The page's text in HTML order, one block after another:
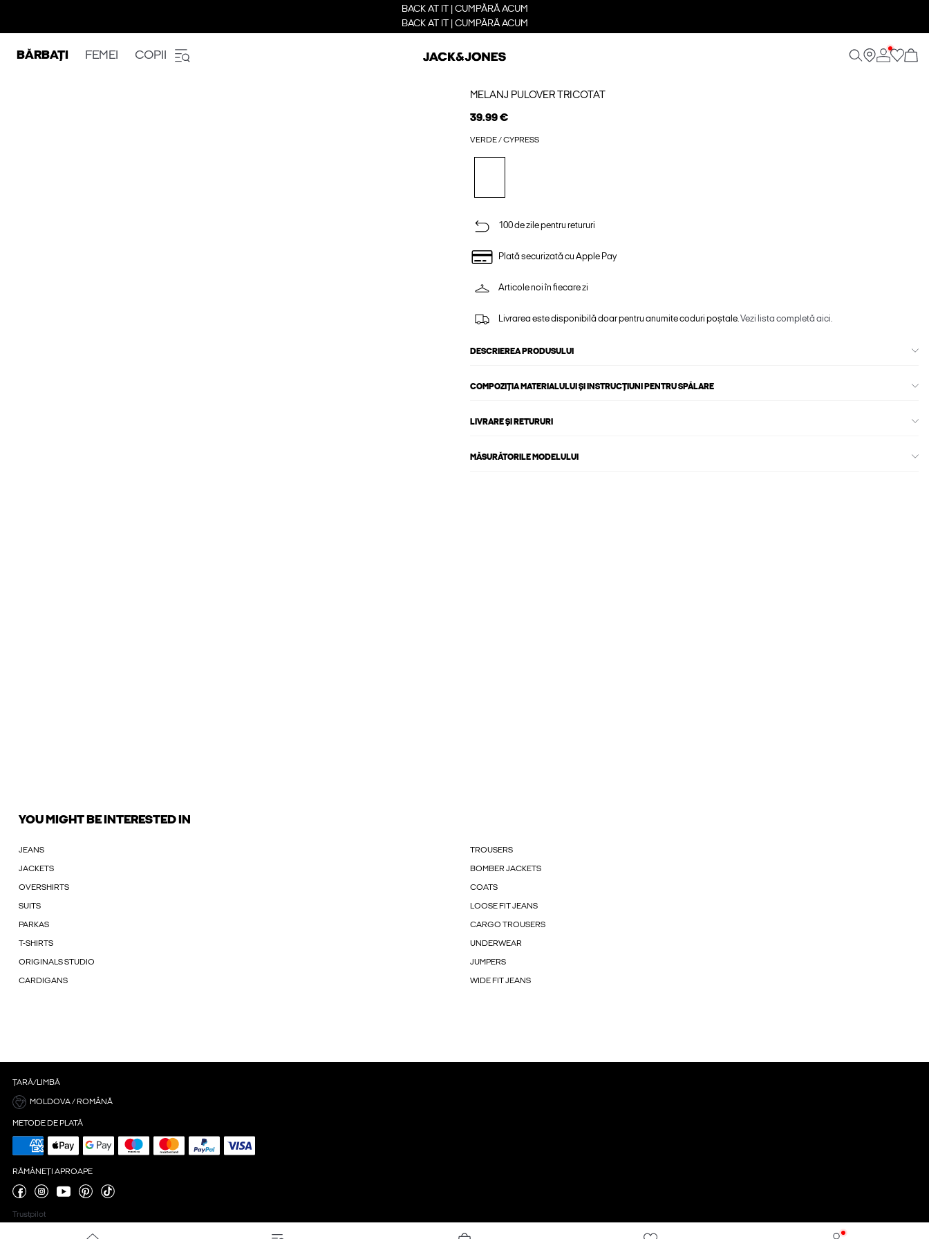
BACK AT IT | CUMPĂRĂ ACUM
BACK AT IT | CUMPĂRĂ ACUM
BĂRBAȚI FEMEI COPII
MELANJ PULOVER TRICOTAT
39.99 €
VERDE / CYPRESS
100 de zile pentru retururi
Plată securizată cu Apple Pay
Articole noi în fiecare zi
Livrarea este disponibilă doar pentru anumite coduri poștale.Vezi lista completă aici.
DESCRIEREA PRODUSULUI
COMPOZIȚIA MATERIALULUI ȘI INSTRUCȚIUNI PENTRU SPĂLARE
LIVRARE ȘI RETURURI
MĂSURĂTORILE MODELULUI
YOU MIGHT BE INTERESTED IN
JEANS TROUSERS
JACKETS BOMBER JACKETS
OVERSHIRTS COATS
SUITS LOOSE FIT JEANS
PARKAS CARGO TROUSERS
T-SHIRTS UNDERWEAR
ORIGINALS STUDIO JUMPERS
CARDIGANS WIDE FIT JEANS
ȚARĂ/LIMBĂ
MOLDOVA / ROMÂNĂ
METODE DE PLATĂ
RĂMÂNEȚI APROAPE
Trustpilot